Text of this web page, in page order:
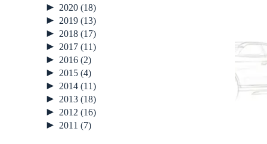
► 2020 (18)
► 2019 (13)
► 2018 (17)
► 2017 (11)
► 2016 (2)
► 2015 (4)
► 2014 (11)
► 2013 (18)
► 2012 (16)
► 2011 (7)